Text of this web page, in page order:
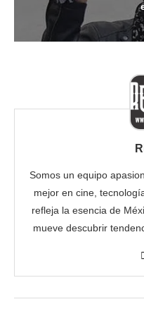
Somos un equipo
mejor en cine,
refleja la esencia de
mueve descubrir